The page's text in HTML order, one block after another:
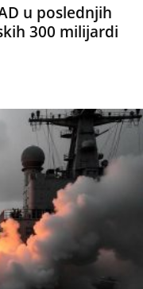
u poslednjih
300 milijardi